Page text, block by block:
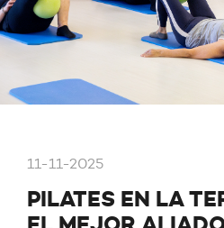
11-11-2025
PILATES EN LA